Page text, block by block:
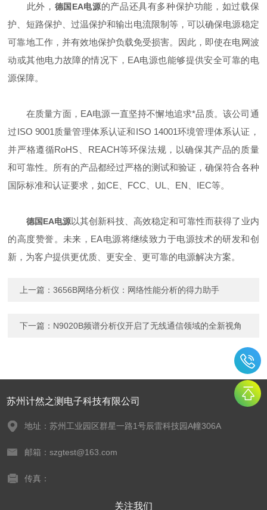
此外， 德国EA电源的产品还具有多种保护功能，如过载保
护、短路保护、过温保护和输出电流限制等，可以确保电源稳定
可靠地工作，并有效地保护负载免受损害。因此，即使在电网波
动或其他电力故障的情况下，EA电源也能够提供安全可靠的电
源保障。
在质量方面，EA电源一直坚持不懈地追求*品质。该公司通
过ISO 9001质量管理体系认证和ISO 14001环境管理体系认证，
并严格遵循RoHS、REACH等环保法规，以确保其产品的质量
和可靠性。所有的产品都经过严格的测试和验证，确保符合各种
国际标准和认证要求，如CE、FCC、UL、EN、IEC等。
德国EA电源以其创新科技、高效稳定和可靠性而获得了业内
的高度赞誉。未来，EA电源将继续致力于电源技术的研发和创
新，为客户提供更优质、更安全、更可靠的电源解决方案。
上一篇：3656B网络分析仪：网络性能分析的得力助手
下一篇： N9020B频谱分析仪开启了无线通信领域的全新视角
苏州计然之测电子科技有限公司
地址：苏州工业园区群星一路1号辰雷科技园A幢306A
邮箱：szgtest@163.com
传真：
关注我们